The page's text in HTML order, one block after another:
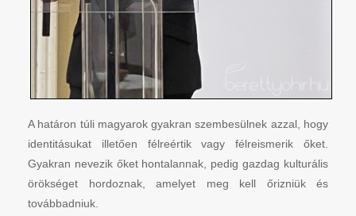
A határon túli magyarok gyakran szembesülnek azzal, hogy
identitásukat illetően félreértik vagy félreismerik őket.
Gyakran nevezik őket hontalannak, pedig gazdag kulturális
örökséget hordoznak, amelyet meg kell őrizniük és
továbbadniuk.